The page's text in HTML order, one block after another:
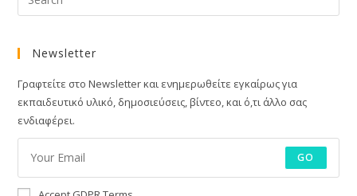
Newsletter
Γραφτείτε στο Newsletter και ενημερωθείτε εγκαίρως για
εκπαιδευτικό υλικό, δημοσιεύσεις, βίντεο, και ό,τι άλλο σας
ενδιαφέρει.
GO